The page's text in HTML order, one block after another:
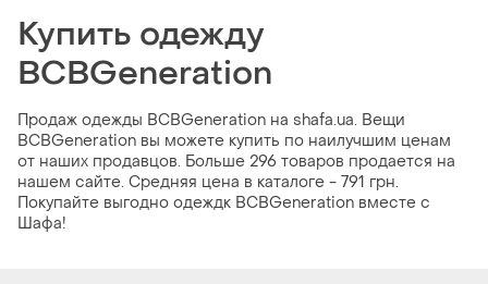
Купить одежду
BCBGeneration
Продаж одежды BCBGeneration на shafa.ua. Вещи
BCBGeneration вы можете купить по наилучшим ценам
от наших продавцов. Больше 296 товаров продается на
нашем сайте. Средняя цена в каталоге - 791 грн.
Покупайте выгодно одеждк BCBGeneration вместе с
Шафа!